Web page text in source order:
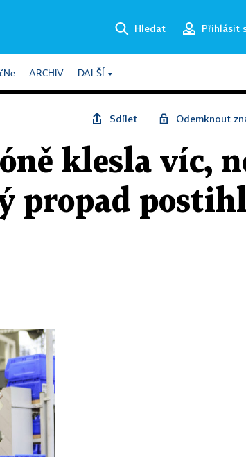
Hledat Přihlásit
ARCHIV DALŠÍ
Sdílet Odemknout
klesla víc,
propad